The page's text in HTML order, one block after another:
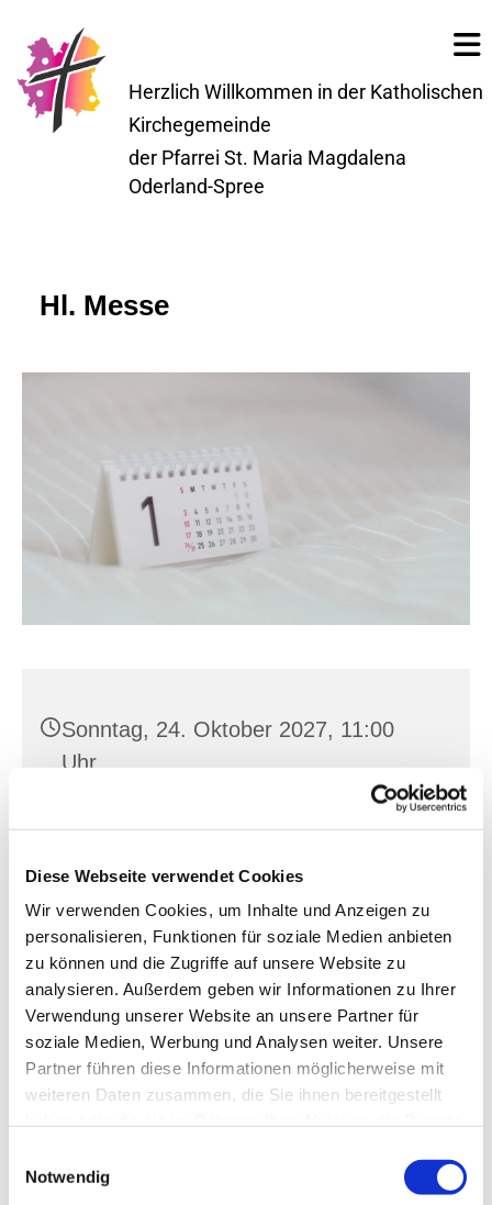
Diese Webseite verwendet Cookies
Wir verwenden Cookies, um Inhalte und Anzeigen zu
personalisieren, Funktionen für soziale Medien anbieten
zu können und die Zugriffe auf unsere Website zu
analysieren. Außerdem geben wir Informationen zu Ihrer
Verwendung unserer Website an unsere Partner für
soziale Medien, Werbung und Analysen weiter. Unsere
Partner führen diese Informationen möglicherweise mit
weiteren Daten zusammen, die Sie ihnen bereitgestellt
Notwendig
Herzlich Willkommen in der Katholischen
Kirchegemeinde
der Pfarrei St. Maria Magdalena
Oderland-Spree
Hl. Messe
Sonntag, 24. Oktober 2027, 11:00
Uhr
St. Joh. Baptist, Seilerplatz 1, 15517